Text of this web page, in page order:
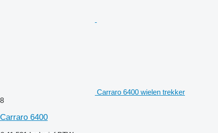
Carraro 6400 wielen trekker
8
Carraro 6400